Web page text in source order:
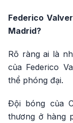
Federico
Madrid?
Rõ ràng ai là
của Federico
thể phóng đại.
Đội bóng của
thương ở hàng